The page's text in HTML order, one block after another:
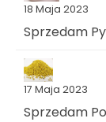
18 Maja 2023
Sprzedam
17 Maja 2023
Sprzedam